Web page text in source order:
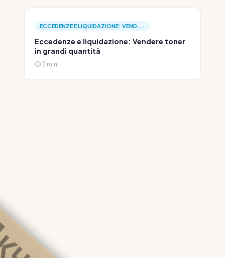
ECCEDENZE E LIQUIDAZIONE: VEND...
Eccedenze e liquidazione: Vendere toner
in grandi quantità
2 min